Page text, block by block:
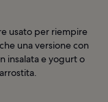
usato per riempire
una versione con
insalata e yogurt o